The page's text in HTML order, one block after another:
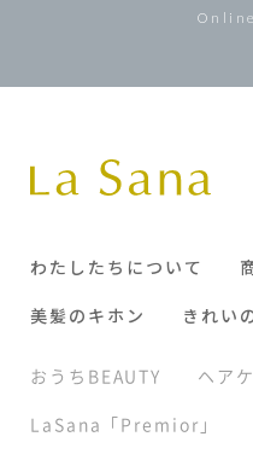
わたしたちについて
美髪のキホン
きれい
おうちBEAUTY
ヘア
LaSana「Premior」